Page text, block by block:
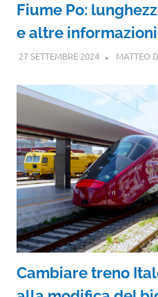
Fiume Po:
e altre informazioni
27 SETTEMBRE 2024 MATTEO
Cambiare treno